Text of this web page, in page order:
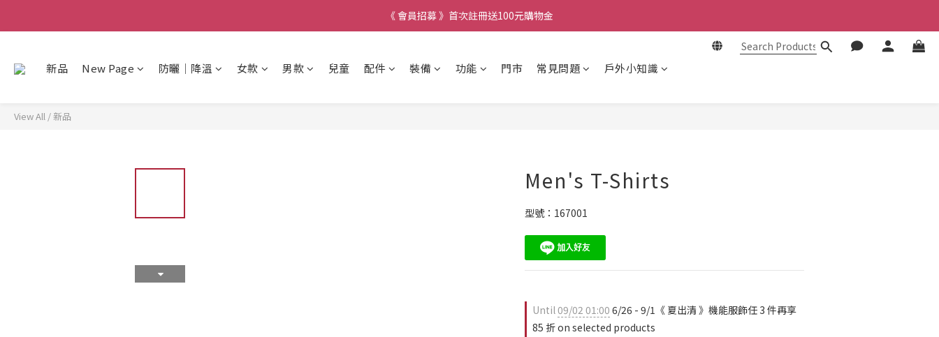
《 會員招募 》首次註冊送100元購物金
新品 New Page 防曬│降溫 女款 男款 兒童 配件 裝備 功能 門市 常見問題 戶外小知識
View All /新品
Men's T-Shirts
型號：167001
Until09/02 01:00 6/26 - 9/1《 夏出清 》機能服飾任 3 件再享
85 折 on selected products